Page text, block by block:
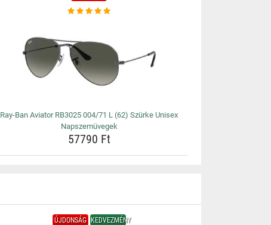
Ray-Ban Aviator RB3025 004/71 L (62) Szürke Unisex
Napszemüvegek
57790 Ft
ÚJDONSÁG KEDVEZMÉNY